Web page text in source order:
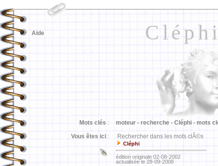
Aide
Mots clés : moteur - recherche - Cléphi - mots
Vous êtes ici : Rechercher dans les mots clÃ©s
Cléphi
édition originale 02-08-2002
actualisée le 28-09-2008